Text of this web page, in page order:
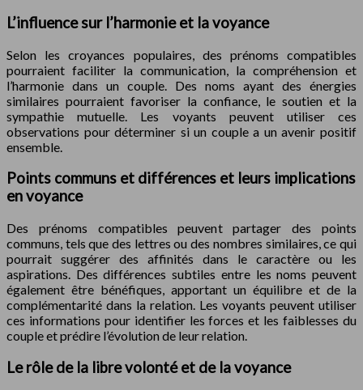
L’influence sur l’harmonie et la voyance
Selon les croyances populaires, des prénoms compatibles
pourraient faciliter la communication, la compréhension et
l’harmonie dans un couple. Des noms ayant des énergies
similaires pourraient favoriser la confiance, le soutien et la
sympathie mutuelle. Les voyants peuvent utiliser ces
observations pour déterminer si un couple a un avenir positif
ensemble.
Points communs et différences et leurs implications
en voyance
Des prénoms compatibles peuvent partager des points
communs, tels que des lettres ou des nombres similaires, ce qui
pourrait suggérer des affinités dans le caractère ou les
aspirations. Des différences subtiles entre les noms peuvent
également être bénéfiques, apportant un équilibre et de la
complémentarité dans la relation. Les voyants peuvent utiliser
ces informations pour identifier les forces et les faiblesses du
couple et prédire l’évolution de leur relation.
Le rôle de la libre volonté et de la voyance